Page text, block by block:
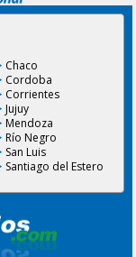
Chaco
Cordoba
Corrientes
Jujuy
Mendoza
Río Negro
San Luis
Santiago del Estero